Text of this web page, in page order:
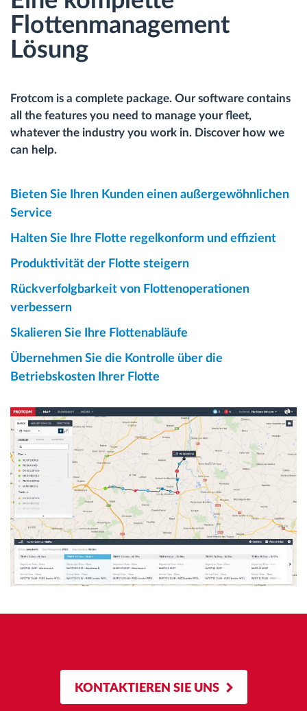
Flottenmanagement
Lösung
Frotcom is a complete package. Our software contains
all the features you need to manage your fleet,
whatever the industry you work in. Discover how we
can help.
Bieten Sie Ihren Kunden einen außergewöhnlichen
Service
Halten Sie Ihre Flotte regelkonform und effizient
Produktivität der Flotte steigern
Rückverfolgbarkeit von Flottenoperationen
verbessern
Skalieren Sie Ihre Flottenabläufe
Übernehmen Sie die Kontrolle über die
Betriebskosten Ihrer Flotte
KONTAKTIEREN SIE UNS